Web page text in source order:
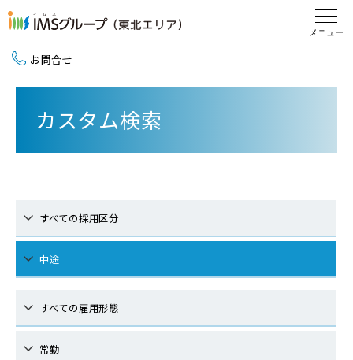
お問合せ
カスタム検索
すべての採用区分
中途
すべての雇用形態
常勤